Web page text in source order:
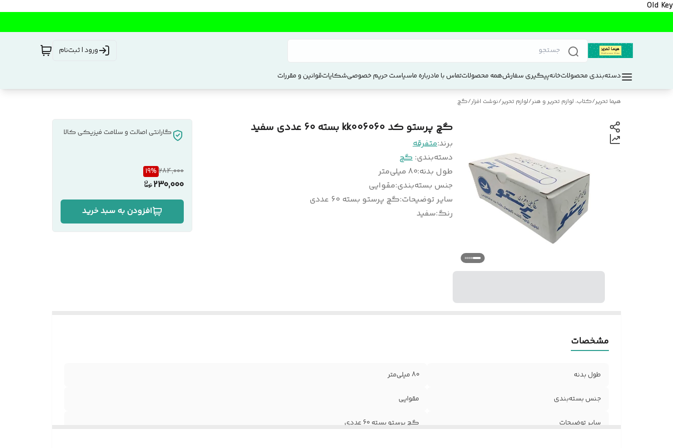
Old Key
ورود | ثبت‌نام
دسته‌بندی محصولاتخانهپیگیری سفارشهمه محصولاتتماس با مادرباره ماسیاست حریم خصوصیشکایاتقوانین و مقررات
هیما تحریر/کتاب، لوازم تحریر و هنر/لوازم تحریر/نوشت افزار/گچ
گچ پرستو کد kk006060 بسته 60 عددی سفید
برند:متفرقه
دسته‌بندی: گچ
طول بدنه:80 میلی‌متر
جنس بسته‌‌بندی:مقوایی
سایر توضیحات:گچ پرستو بسته 60 عددی
رنگ:سفید
گارانتی اصالت و سلامت فیزیکی کالا
284,000
19%
230,000
افزودن به سبد خرید
مشخصات
طول بدنه 80 میلی‌متر
جنس بسته‌‌بندی مقوایی
سایر توضیحات گچ پرستو بسته 60 عددی